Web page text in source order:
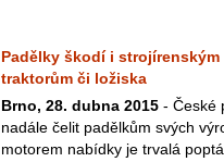
Padělky škodí i
traktorům či ložiska
Brno, 28. dubna 2015 - České
nadále čelit padělkům svých
motorem nabídky je trvalá